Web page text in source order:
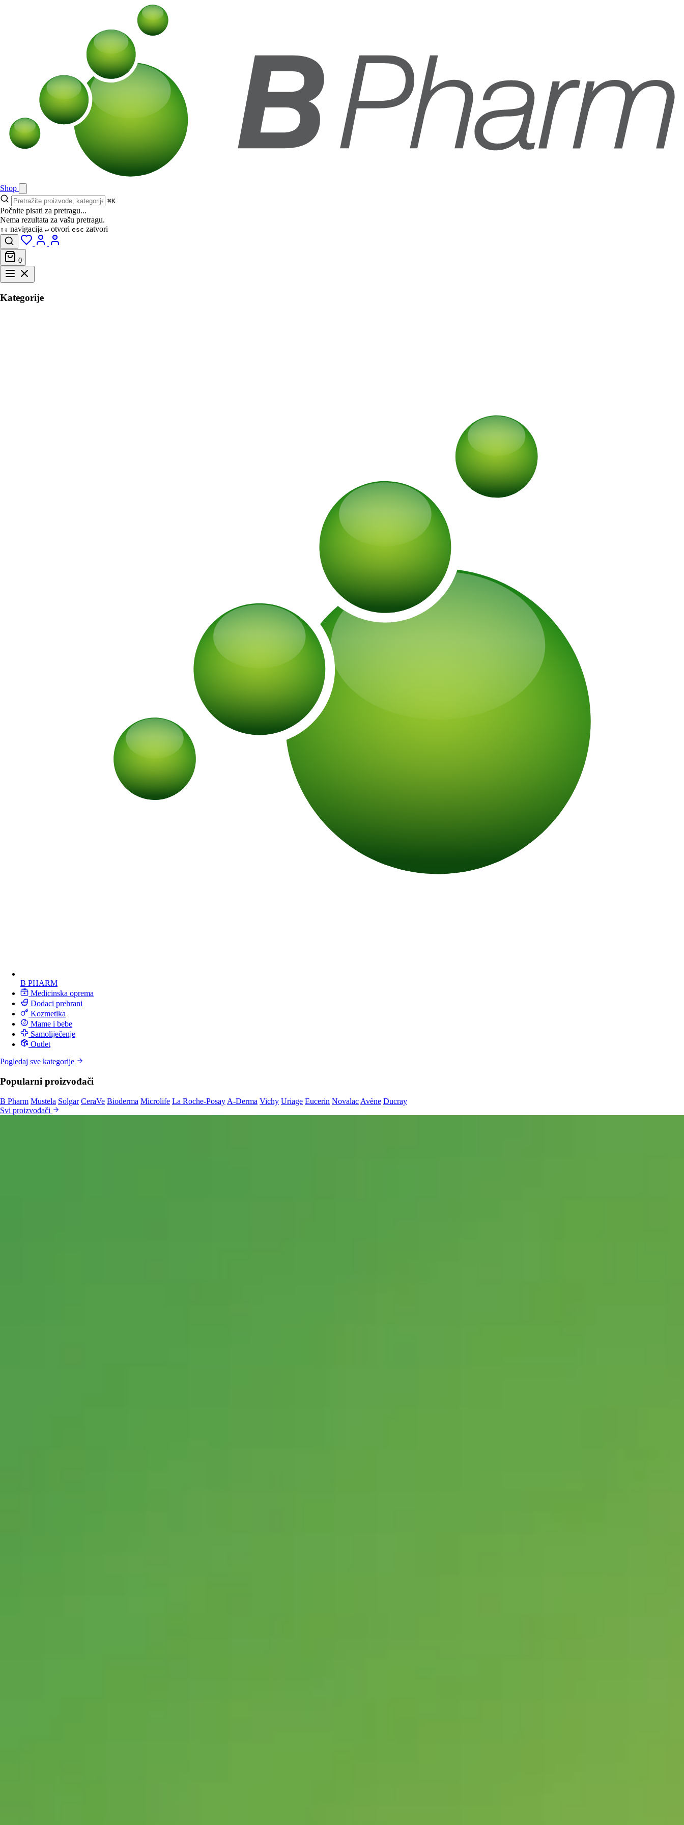
Shop
⌘K
Počnite pisati za pretragu...
Nema rezultata za vašu pretragu.
↑↓ navigacija ↵ otvori esc zatvori
0
Kategorije
B PHARM
Medicinska oprema
Dodaci prehrani
Kozmetika
Mame i bebe
Samoliječenje
Outlet
Pogledaj sve kategorije
Popularni proizvođači
B Pharm Mustela Solgar CeraVe Bioderma Microlife La Roche-Posay A-Derma Vichy Uriage Eucerin Novalac Avène Ducray
Svi proizvođači